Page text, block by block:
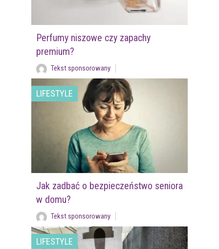
Perfumy niszowe czy zapachy
premium?
Tekst sponsorowany
LIFESTYLE
Jak zadbać o bezpieczeństwo seniora
w domu?
Tekst sponsorowany
LIFESTYLE